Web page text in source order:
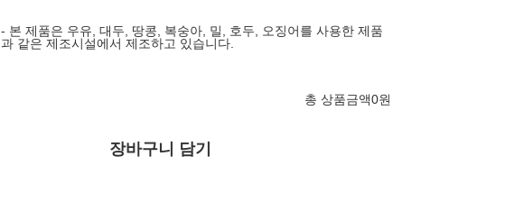
- 본 제품은 우유, 대두, 땅콩, 복숭아, 밀, 호두, 오징어를 사용한 제품
과 같은 제조시설에서 제조하고 있습니다.
총 상품금액0원
장바구니 담기